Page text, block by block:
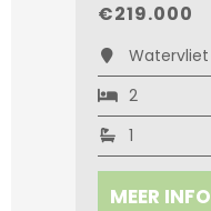
€219.000
Watervliet
2
1
MEER INFO